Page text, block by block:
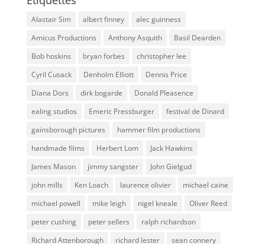
Alastair Sim albert finney
alec guinness
Amicus Productions
Anthony Asquith
Basil Dearden
Bob hoskins
bryan forbes
christopher lee
Cyril Cusack
Denholm Elliott
Dennis Price
Diana Dors
dirk bogarde
Donald Pleasence
ealing studios
Emeric Pressburger
festival de Dinard
gainsborough pictures
hammer film productions
handmade films
Herbert Lom
Jack Hawkins
James Mason
jimmy sangster
John Gielgud
john mills
Ken Loach laurence olivier
michael caine
michael powell
mike leigh nigel kneale
Oliver Reed
peter cushing
peter sellers
ralph richardson
Richard Attenborough
richard lester
sean connery